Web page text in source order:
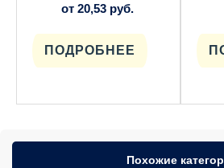
от20,53 руб.
ПОДРОБНЕЕ
товара.
Похожие